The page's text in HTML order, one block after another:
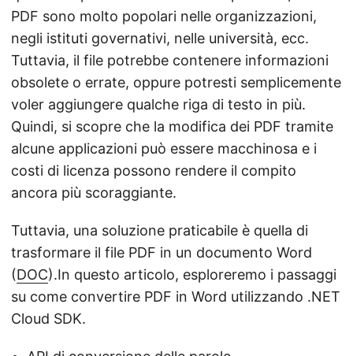
PDF sono molto popolari nelle organizzazioni,
negli istituti governativi, nelle università, ecc.
Tuttavia, il file potrebbe contenere informazioni
obsolete o errate, oppure potresti semplicemente
voler aggiungere qualche riga di testo in più.
Quindi, si scopre che la modifica dei PDF tramite
alcune applicazioni può essere macchinosa e i
costi di licenza possono rendere il compito
ancora più scoraggiante.
Tuttavia, una soluzione praticabile è quella di
trasformare il file PDF in un documento Word
(DOC).In questo articolo, esploreremo i passaggi
su come convertire PDF in Word utilizzando .NET
Cloud SDK.